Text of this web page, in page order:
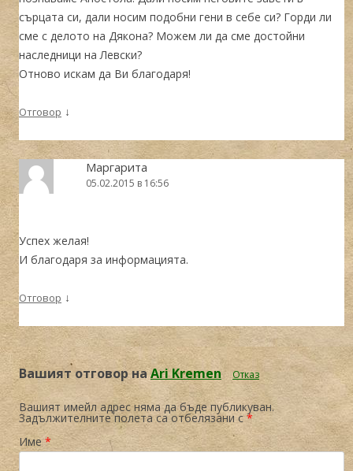
сърцата си, дали носим подобни гени в себе си? Горди ли
сме с делото на Дякона? Можем ли да сме достойни
наследници на Левски?
Отново искам да Ви благодаря!
Отговор ↓
Маргарита
05.02.2015 в 16:56
Успех желая!
И благодаря за информацията.
Отговор ↓
Вашият отговор наАri Kremen Отказ
Вашият имейл адрес няма да бъде публикуван.
Задължителните полета са отбелязани с*
Име*